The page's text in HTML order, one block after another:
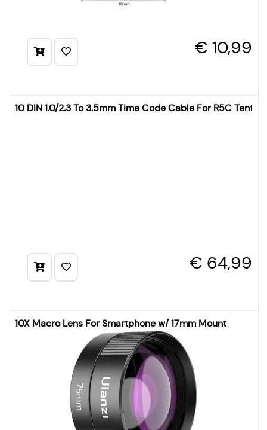
€ 10,99
10 DIN 1.0/2.3 To 3.5mm Time Code Cable For R5C
€ 64,99
10X Macro Lens For Smartphone w/ 17mm Mount